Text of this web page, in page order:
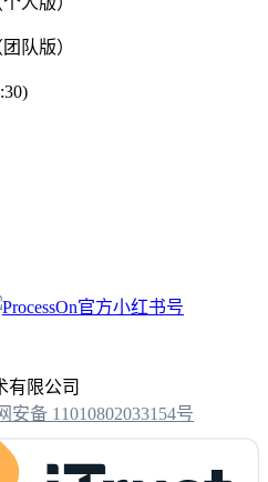
队版）
有限公司
安备 11010802033154号